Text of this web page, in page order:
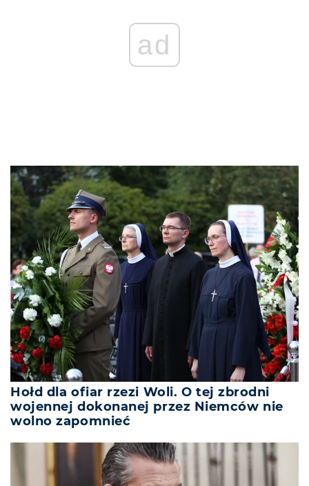
ad
Hołd dla ofiar rzezi Woli. O tej zbrodni
wojennej dokonanej przez Niemców nie
wolno zapomnieć